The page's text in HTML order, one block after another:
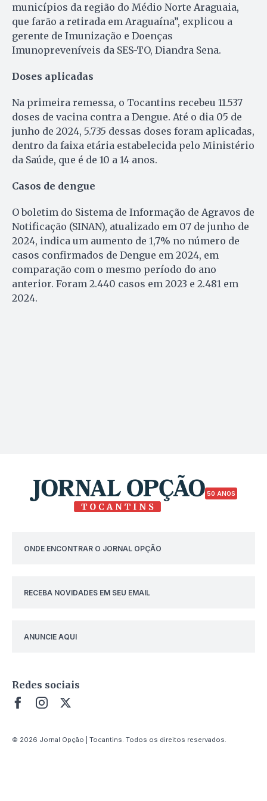
municípios da região do Médio Norte Araguaia,
que farão a retirada em Araguaína”, explicou a
gerente de Imunização e Doenças
Imunopreveníveis da SES-TO, Diandra Sena.
Doses aplicadas
Na primeira remessa, o Tocantins recebeu 11.537
doses de vacina contra a Dengue. Até o dia 05 de
junho de 2024, 5.735 dessas doses foram aplicadas,
dentro da faixa etária estabelecida pelo Ministério
da Saúde, que é de 10 a 14 anos.
Casos de dengue
O boletim do Sistema de Informação de Agravos de
Notificação (SINAN), atualizado em 07 de junho de
2024, indica um aumento de 1,7% no número de
casos confirmados de Dengue em 2024, em
comparação com o mesmo período do ano
anterior. Foram 2.440 casos em 2023 e 2.481 em
2024.
50 ANOS
ONDE ENCONTRAR O JORNAL OPÇÃO
RECEBA NOVIDADES EM SEU EMAIL
ANUNCIE AQUI
Redes sociais
© 2026 Jornal Opção | Tocantins. Todos os direitos reservados.